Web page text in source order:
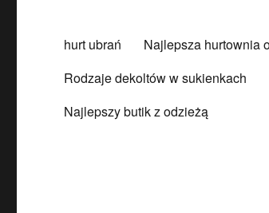
hurt ubrań Najlepsza hurtownia
Rodzaje dekoltów w sukienkach
Najlepszy butik z odzieżą